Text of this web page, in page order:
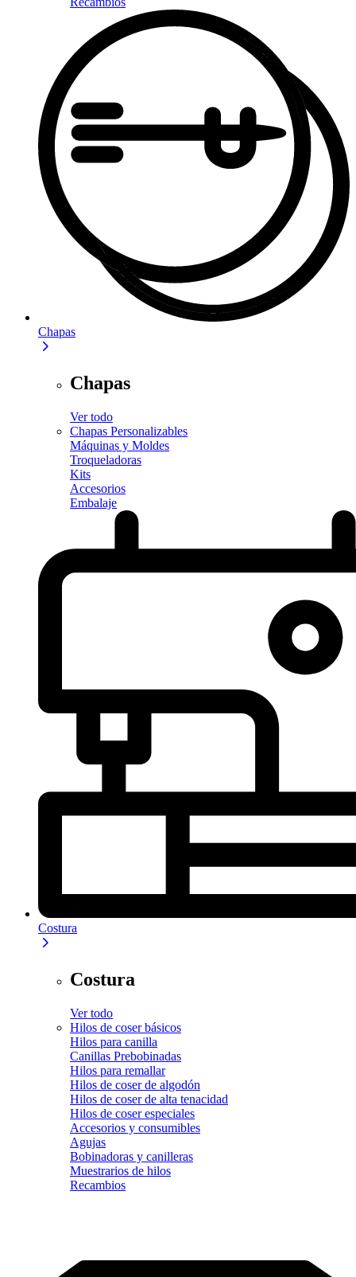
Chapas
Chapas
Ver todo
Chapas Personalizables
Máquinas y Moldes
Troqueladoras
Kits
Accesorios
Embalaje
Costura
Costura
Ver todo
Hilos de coser básicos
Hilos para canilla
Canillas Prebobinadas
Hilos para remallar
Hilos de coser de algodón
Hilos de coser de alta tenacidad
Hilos de coser especiales
Accesorios y consumibles
Agujas
Bobinadoras y canilleras
Muestrarios de hilos
Recambios